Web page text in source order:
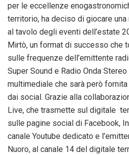
per le eccellenze
territorio, ha deciso di giocare
al tavolo degli eventi dell’estate
Mirtò, un format di successo che
sulle frequenze dell’emittente
Super Sound e Radio Onda
multimediale che sarà però
dai social. Grazie alla
Live, che trasmette sul digitale
sulle pagine social di Facebook,
canale Youtube dedicato e
Nuoro, al canale 14 del digitale